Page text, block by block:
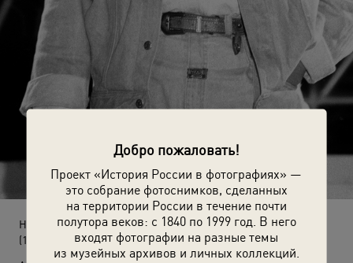
Добро пожаловать!
Проект «История России в фотографиях» —
это собрание фотоснимков, сделанных
на территории России в течение почти
полутора веков: с 1840 по 1999 год. В него
входят фотографии на разные темы
из музейных архивов и личных коллекций.
Николай Вячеславович Расторгуев
(1991 год)